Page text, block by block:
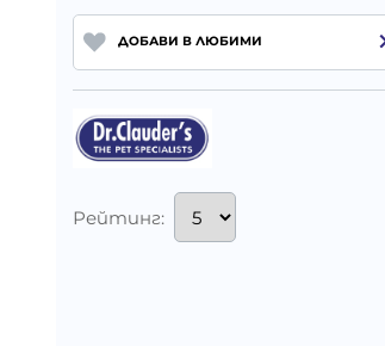
ДОБАВИ В ЛЮБИМИ
Рейтинг: